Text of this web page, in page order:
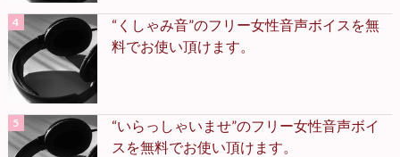
“くしゃみ音”のフリー女性音声ボイスを無
料でお使い頂けます。
“いらっしゃいませ”のフリー女性音声ボイ
スを無料でお使い頂けます。